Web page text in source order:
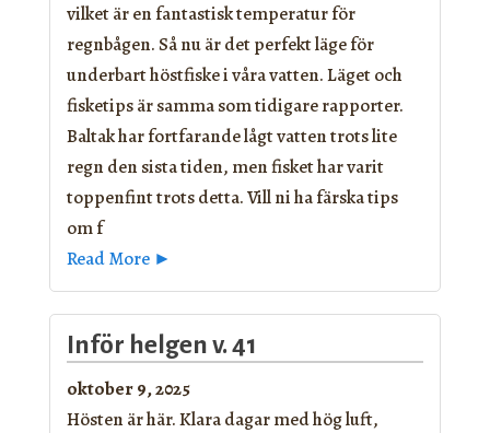
vilket är en fantastisk temperatur för
regnbågen. Så nu är det perfekt läge för
underbart höstfiske i våra vatten. Läget och
fisketips är samma som tidigare rapporter.
Baltak har fortfarande lågt vatten trots lite
regn den sista tiden, men fisket har varit
toppenfint trots detta. Vill ni ha färska tips
om f
Read More ►
Inför helgen v. 41
oktober 9, 2025
Hösten är här. Klara dagar med hög luft,